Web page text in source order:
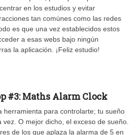
en los estudios y evitar
tan comúnes como las redes
es que una vez establecidos estos
a esas webs bajo ningún
la aplicación. ¡Feliz estudio!
#3: Maths Alarm Clock
herramienta para controlarte; tu sueño
vez. O mejor dicho, el exceso de sueño.
de los que aplaza la alarma de 5 en